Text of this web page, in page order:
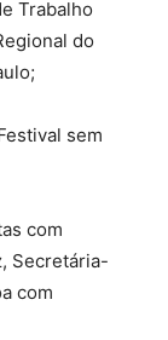
Trabalho
do
sem
com
Secretária-
com